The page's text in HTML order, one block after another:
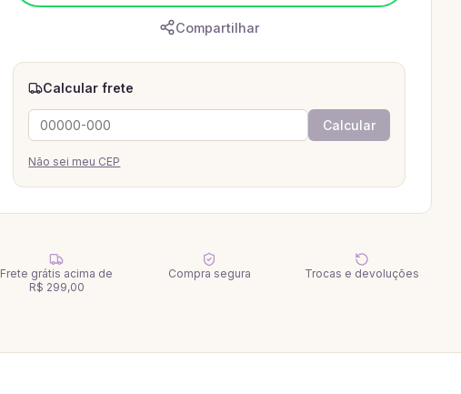
Compartilhar
Calcular frete
Calcular
Não sei meu CEP
Frete grátis acima de
R$ 299,00
Compra segura Trocas e devoluções